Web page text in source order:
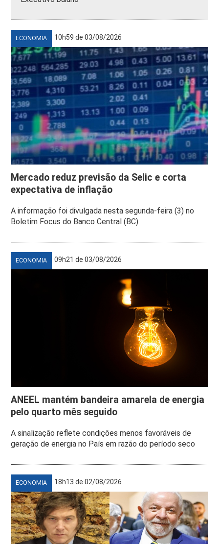
ECONOMIA 10h59 de 03/08/2026
Mercado reduz previsão da Selic e corta
expectativa de inflação
A informação foi divulgada nesta segunda-feira (3) no
Boletim Focus do Banco Central (BC)
ECONOMIA 09h21 de 03/08/2026
ANEEL mantém bandeira amarela de energia
pelo quarto mês seguido
A sinalização reflete condições menos favoráveis de
geração de energia no País em razão do período seco
ECONOMIA 18h13 de 02/08/2026